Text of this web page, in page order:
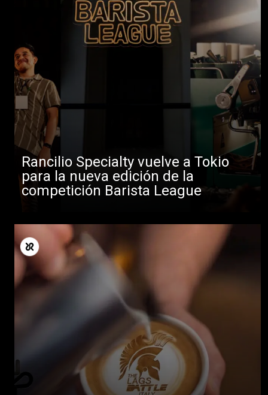
Rancilio Specialty vuelve a Tokio
para la nueva edición de la
competición Barista League